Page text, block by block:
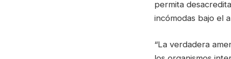
permita
incómodas bajo el
“La verdadera